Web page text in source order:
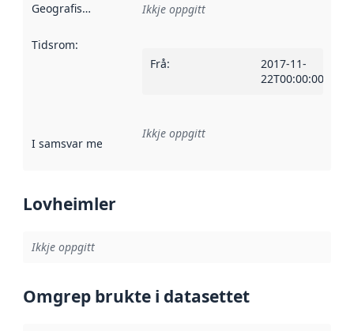
Geografisk område Ikkje oppgitt
Tidsrom:
Frå:
2017-11-
22T00:00:00Z
I samsvar med Referanse til ei implementeringsregel eller
Ikkje oppgitt
Lovheimler
Ikkje oppgitt
Omgrep brukte i datasettet